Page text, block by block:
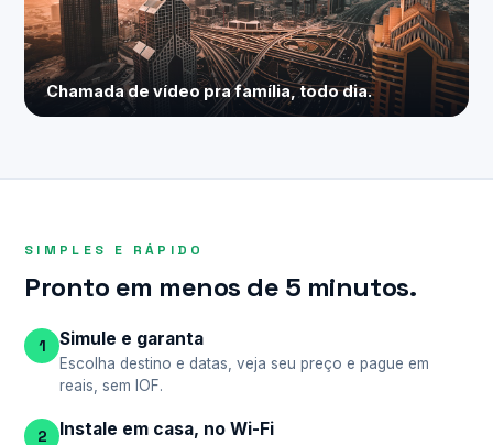
Chamada de vídeo pra família, todo dia.
SIMPLES E RÁPIDO
Pronto em menos de 5 minutos.
1 Simule e garanta
Escolha destino e datas, veja seu preço e pague em
reais, sem IOF.
2 Instale em casa, no Wi-Fi